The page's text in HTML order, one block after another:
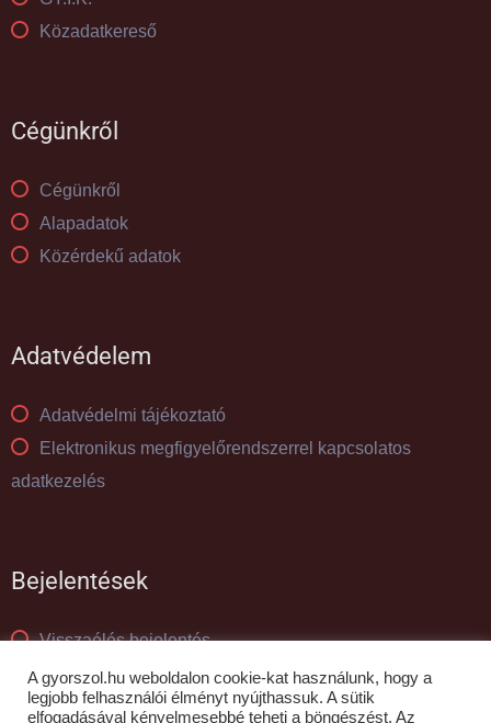
Közadatkereső
Cégünkről
Cégünkről
Alapadatok
Közérdekű adatok
Adatvédelem
Adatvédelmi tájékoztató
Elektronikus megfigyelőrendszerrel kapcsolatos
adatkezelés
Bejelentések
Visszaélés bejelentés
Panaszkezelés
A gyorszol.hu weboldalon cookie-kat használunk, hogy a
legjobb felhasználói élményt nyújthassuk. A sütik
elfogadásával kényelmesebbé teheti a böngészést. Az